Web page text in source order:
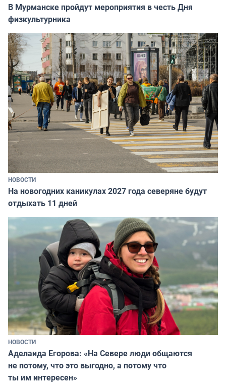
В Мурманске пройдут мероприятия в честь Дня
физкультурника
НОВОСТИ
На новогодних каникулах 2027 года северяне будут
отдыхать 11 дней
НОВОСТИ
Аделаида Егорова: «На Севере люди общаются
не потому, что это выгодно, а потому что
ты им интересен»